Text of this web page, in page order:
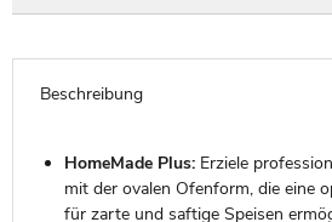
Beschreibung
HomeMade Plus:Erziele
mit der ovalen Ofenform, die eine
für zarte und saftige Speisen